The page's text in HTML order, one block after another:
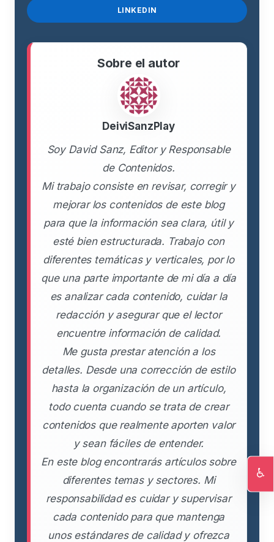
LINKEDIN
Sobre el autor
DeiviSanzPlay
Soy David Sanz, Editor y Responsable
de Contenidos.
Mi trabajo consiste en revisar, corregir y
mejorar los contenidos de este blog
para que la información sea clara, útil y
esté bien estructurada. Trabajo con
diferentes temáticas y verticales, por lo
que una parte importante de mi día a día
es analizar cada contenido, cuidar la
redacción y asegurar que el lector
encuentre información de calidad.
Me gusta prestar atención a los
detalles. Desde una corrección de estilo
hasta la organización de un artículo,
todo cuenta cuando se trata de crear
contenidos que realmente aporten valor
y sean fáciles de entender.
En este blog encontrarás artículos sobre
diferentes temas y sectores. Mi
responsabilidad es cuidar y supervisar
cada contenido para que mantenga
unos estándares de calidad y ofrezca
♿